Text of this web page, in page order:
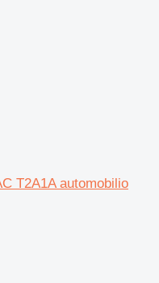
T2A1A automobilio